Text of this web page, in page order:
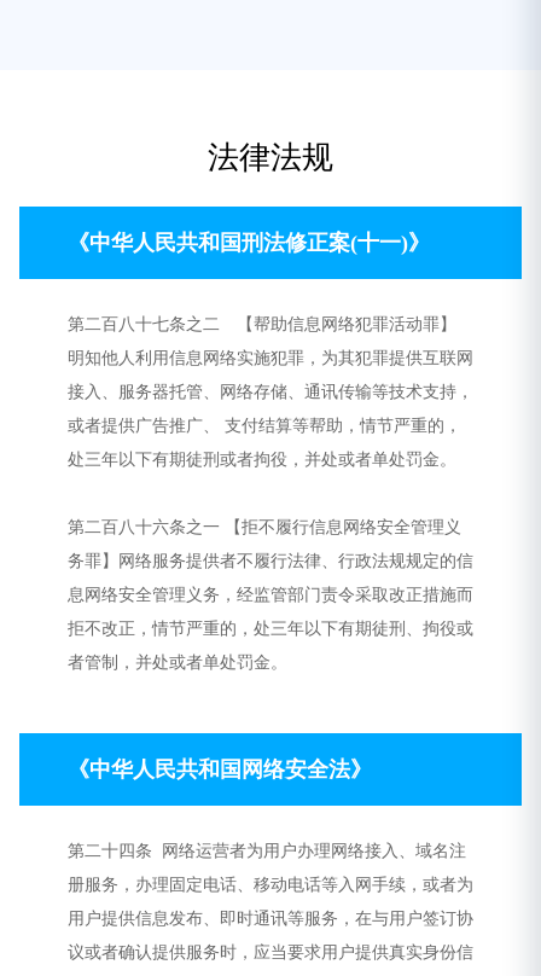
法律法规
《中华人民共和国刑法修正案(十一)》
第二百八十七条之二 【帮助信息网络犯罪活动罪】
明知他人利用信息网络实施犯罪，为其犯罪提供互联网
接入、服务器托管、网络存储、通讯传输等技术支持，
或者提供广告推广、 支付结算等帮助，情节严重的，
处三年以下有期徒刑或者拘役，并处或者单处罚金。
第二百八十六条之一 【拒不履行信息网络安全管理义
务罪】网络服务提供者不履行法律、行政法规规定的信
息网络安全管理义务，经监管部门责令采取改正措施而
拒不改正，情节严重的，处三年以下有期徒刑、拘役或
者管制，并处或者单处罚金。
《中华人民共和国网络安全法》
第二十四条 网络运营者为用户办理网络接入、域名注
册服务，办理固定电话、移动电话等入网手续，或者为
用户提供信息发布、即时通讯等服务，在与用户签订协
议或者确认提供服务时，应当要求用户提供真实身份信